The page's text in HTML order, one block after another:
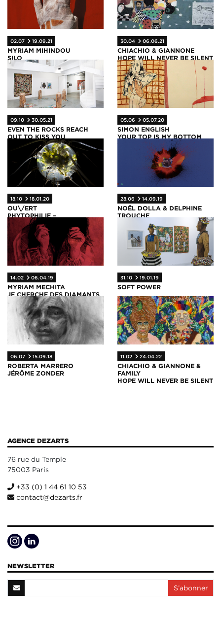
02.07 19.09.21
MYRIAM MIHINDOU
SILO
30.04 06.06.21
CHIACHIO & GIANNONE
HOPE WILL NEVER BE SILENT
09.10 30.05.21
EVEN THE ROCKS REACH
OUT TO KISS YOU
05.06 05.07.20
SIMON ENGLISH
YOUR TOP IS MY BOTTOM
18.10 18.01.20
OU\/ERT
PHYTOPHILIE –
CHLOROPHOBIE – SAVOIRS
SITUÉS
28.06 14.09.19
NOËL DOLLA & DELPHINE
TROUCHE
DISSIDENT.E.S
14.02 06.04.19
MYRIAM MECHITA
JE CHERCHE DES DIAMANTS
DANS LA BOUE
31.10 19.01.19
SOFT POWER
06.07 15.09.18
ROBERTA MARRERO
JÉRÔME ZONDER
11.02 24.04.22
CHIACHIO & GIANNONE &
FAMILY
HOPE WILL NEVER BE SILENT
AGENCE DEZARTS
76 rue du Temple
75003 Paris
+33 (0) 1 44 61 10 53
contact@dezarts.fr
NEWSLETTER
S’abonner